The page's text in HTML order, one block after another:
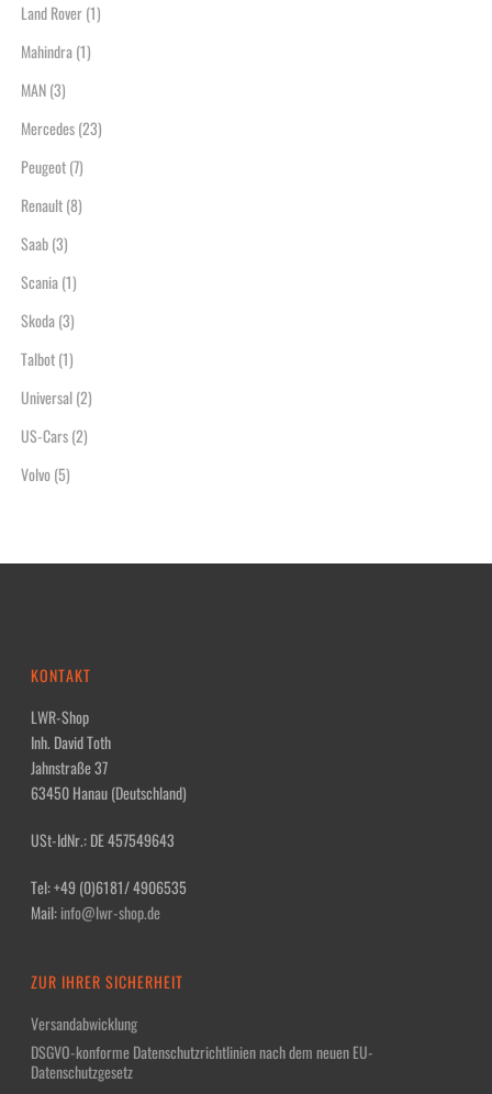
Land Rover(1)
Mahindra(1)
MAN(3)
Mercedes(23)
Peugeot(7)
Renault(8)
Saab(3)
Scania(1)
Skoda(3)
Talbot(1)
Universal(2)
US-Cars(2)
Volvo(5)
KONTAKT
LWR-Shop
Inh. David Toth
Jahnstraße 37
63450 Hanau (Deutschland)
USt-IdNr.: DE 457549643
Tel: +49 (0)6181/ 4906535
Mail:info@lwr-shop.de
ZUR IHRER SICHERHEIT
Versandabwicklung
DSGVO-konforme Datenschutzrichtlinien nach dem neuen EU-
Datenschutzgesetz